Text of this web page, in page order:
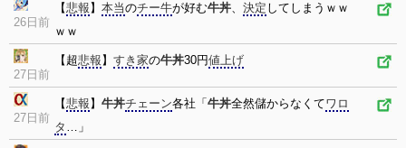
26日前
【悲報 】 本当のチー牛が好む牛丼、 決定 してしまうｗｗ
ｗｗ
27日前
【超悲報 】 すき家の牛丼30円値上げ
27日前
【悲報 】 牛丼チェーン各社「 牛丼全然儲からなくてワロ
タ …」